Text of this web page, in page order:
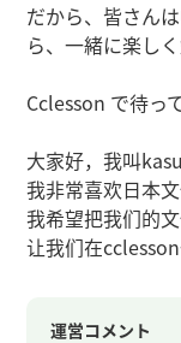
だから、皆さん
ら、一緒に楽し
Cclesson で待っ
大家好，我叫
我非常喜欢日本
我希望把我们的
让我们在
運営コメント